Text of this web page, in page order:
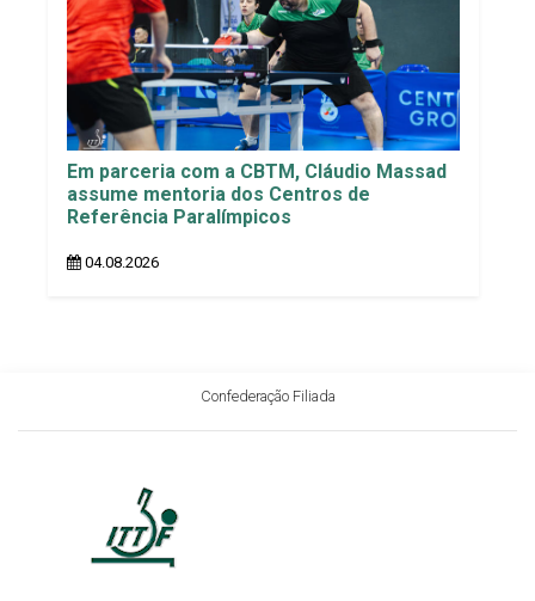
Em parceria com a CBTM, Cláudio Massad
assume mentoria dos Centros de
Referência Paralímpicos
04.08.2026
Confederação Filiada